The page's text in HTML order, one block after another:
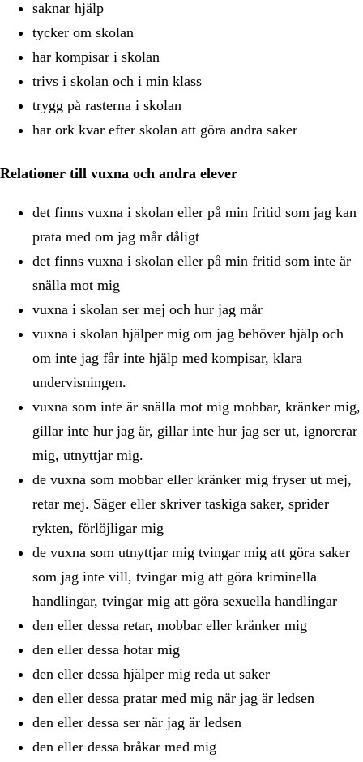
saknar hjälp
tycker om skolan
har kompisar i skolan
trivs i skolan och i min klass
trygg på rasterna i skolan
har ork kvar efter skolan att göra andra saker
Relationer till vuxna och andra elever
det finns vuxna i skolan eller på min fritid som jag kan
prata med om jag mår dåligt
det finns vuxna i skolan eller på min fritid som inte är
snälla mot mig
vuxna i skolan ser mej och hur jag mår
vuxna i skolan hjälper mig om jag behöver hjälp och
om inte jag får inte hjälp med kompisar, klara
undervisningen.
vuxna som inte är snälla mot mig mobbar, kränker mig,
gillar inte hur jag är, gillar inte hur jag ser ut, ignorerar
mig, utnyttjar mig.
de vuxna som mobbar eller kränker mig fryser ut mej,
retar mej. Säger eller skriver taskiga saker, sprider
rykten, förlöjligar mig
de vuxna som utnyttjar mig tvingar mig att göra saker
som jag inte vill, tvingar mig att göra kriminella
handlingar, tvingar mig att göra sexuella handlingar
den eller dessa retar, mobbar eller kränker mig
den eller dessa hotar mig
den eller dessa hjälper mig reda ut saker
den eller dessa pratar med mig när jag är ledsen
den eller dessa ser när jag är ledsen
den eller dessa bråkar med mig